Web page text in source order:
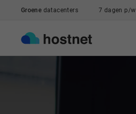
Ga naar de hoofdinhoud
Groene datacenters 7 dagen p/w